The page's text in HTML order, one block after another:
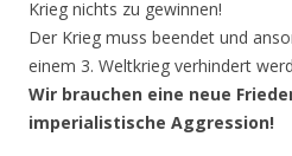
Krieg nichts zu gewinnen!
Der Krieg muss beendet und
einem 3. Weltkrieg verhindert
Wir brauchen eine neue
imperialistische Aggression!